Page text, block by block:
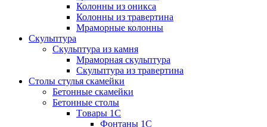
Колонны из оникса
Колонны из травертина
Мраморные колонны
Скульптура
Скульптура из камня
Мраморная скульптура
Скульптура из травертина
Столы стулья скамейки
Бетонные скамейки
Бетонные столы
Tовары 1C
Фонтаны 1C